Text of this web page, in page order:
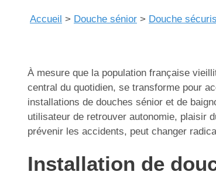
Accueil > Douche sénior > Douche
À mesure que la population française
central du quotidien, se transforme pour
installations de douches sénior et de
utilisateur de retrouver autonomie, plaisir
prévenir les accidents, peut changer
Installation de